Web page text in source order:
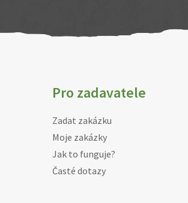
Pro zadavatele
Zadat zakázku
Moje zakázky
Jak to funguje?
Časté dotazy